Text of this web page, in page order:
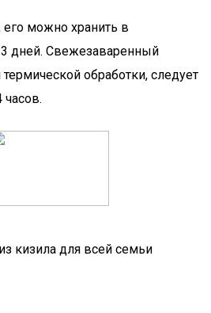
его можно хранить в
дней. Свежезаваренный
обработки, следует
часов.
кизила для всей семьи